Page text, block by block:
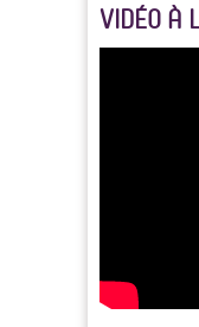
VIDÉO À